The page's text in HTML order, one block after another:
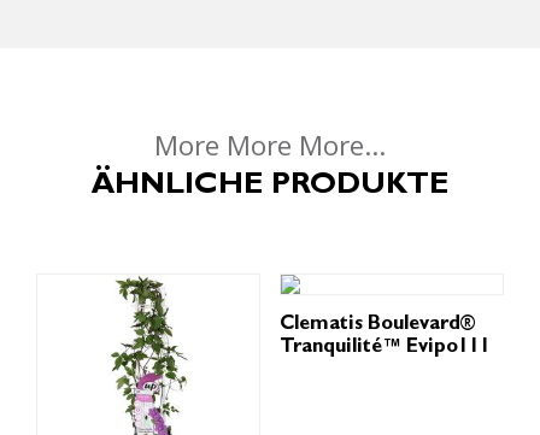
More More More...
ÄHNLICHE PRODUKTE
Clematis Boulevard®
Tranquilité™ Evipo111